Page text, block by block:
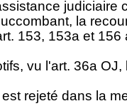
judiciaire
la
153, 153a et 156
vu l'art. 36a OJ,
rejeté dans la